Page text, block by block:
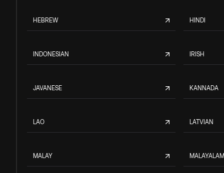
HEBREW HINDI
INDONESIAN IRISH
JAVANESE KANNADA
LAO LATVIAN
MALAY MALAYALAM